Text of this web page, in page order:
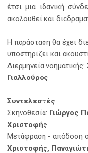
έτσι μια ιδανική
ακολουθεί και
Η παράσταση θα έχει
υποστηρίζει και
Διερμηνεία νοηματικής:
Γιαλλούρος
Συντελεστές
Σκηνοθεσία: Γιώργος
Χριστοφής
Μετάφραση - απόδοση
Χριστοφής,